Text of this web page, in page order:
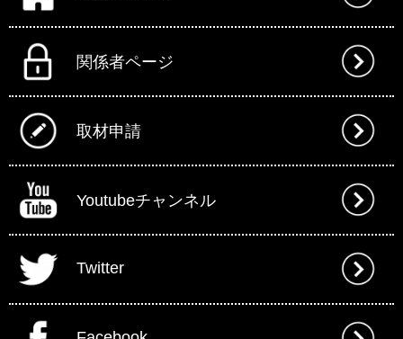
関係者ページ
取材申請
Youtubeチャンネル
Twitter